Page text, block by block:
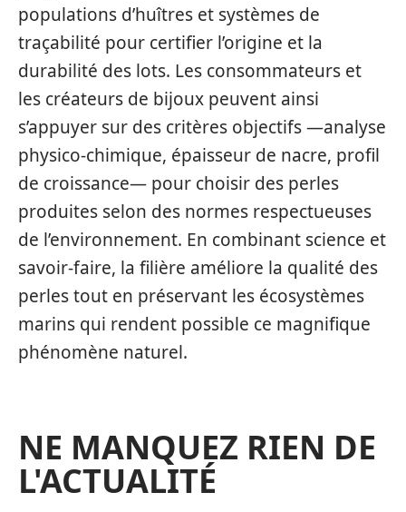
populations d’huîtres et systèmes de
traçabilité pour certifier l’origine et la
durabilité des lots. Les consommateurs et
les créateurs de bijoux peuvent ainsi
s’appuyer sur des critères objectifs —analyse
physico-chimique, épaisseur de nacre, profil
de croissance— pour choisir des perles
produites selon des normes respectueuses
de l’environnement. En combinant science et
savoir-faire, la filière améliore la qualité des
perles tout en préservant les écosystèmes
marins qui rendent possible ce magnifique
phénomène naturel.
NE MANQUEZ RIEN DE
L'ACTUALITÉ